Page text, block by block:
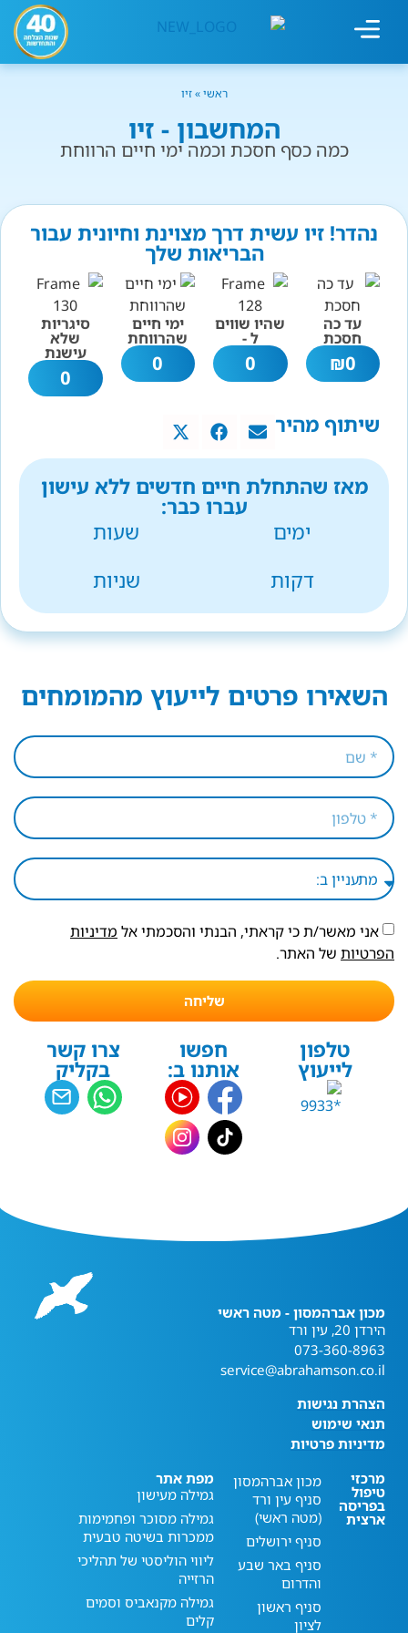
ראשי»זיו
המחשבון - זיו
כמה כסף חסכת וכמה ימי חיים הרווחת
נהדר! זיו עשית דרך מצוינת וחיונית עבור
הבריאות שלך
עד כה
חסכת
0
₪
שהיו שווים
ל -
0
ימי חיים
שהרווחת
0
סיגריות
שלא
עישנת
0
שיתוף מהיר
מאז שהתחלת חיים חדשים ללא עישון
עברו כבר:
ימים
שעות
דקות
שניות
השאירו פרטים לייעוץ מהמומחים
אני מאשר/ת כי קראתי, הבנתי והסכמתי אל מדיניות
הפרטיות של האתר.
שליחה
טלפון
לייעוץ
חפשו
אותנו ב:
צרו קשר
בקליק
מכון אברהמסון - מטה ראשי
הירדן 20, עין ורד
073-360-8963
service@abrahamson.co.il
הצהרת נגישות
תנאי שימוש
מדיניות פרטיות
מרכזי
טיפול
בפריסה
ארצית
מכון אברהמסון
סניף עין ורד
(מטה ראשי)
סניף ירושלים
סניף באר שבע
והדרום
סניף ראשון
לציון
מפת אתר
גמילה מעישון
גמילה מסוכר ופחמימות
ממכרות בשיטה טבעית
ליווי הוליסטי של תהליכי
הרזייה
גמילה מקנאביס וסמים
קלים